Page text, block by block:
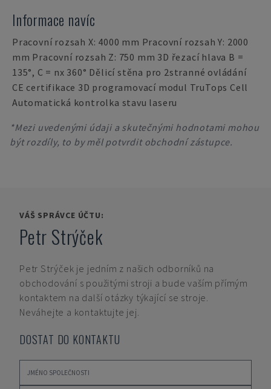
Informace navíc
Pracovní rozsah X: 4000 mm Pracovní rozsah Y: 2000
mm Pracovní rozsah Z: 750 mm 3D řezací hlava B =
135°, C = nx 360° Dělicí stěna pro 2stranné ovládání
CE certifikace 3D programovací modul TruTops Cell
Automatická kontrolka stavu laseru
*Mezi uvedenými údaji a skutečnými hodnotami mohou
být rozdíly, to by měl potvrdit obchodní zástupce.
VÁŠ SPRÁVCE ÚČTU:
Petr Strýček
Petr Strýček je jedním z našich odborníků na
obchodování s použitými stroji a bude vaším přímým
kontaktem na další otázky týkající se stroje.
Neváhejte a kontaktujte jej.
DOSTAT DO KONTAKTU